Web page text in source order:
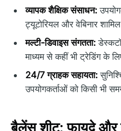
व्यापक शैक्षिक संसाधन:
ट्यूटोरियल और वेबिनार
मल्टी-डिवाइस संगतता:
माध्यम से कहीं भी ट्रेडिंग के
24/7 ग्राहक सहायता:
उपयोगकर्ताओं को किसी भी
बैलेंस शीट: फायदे